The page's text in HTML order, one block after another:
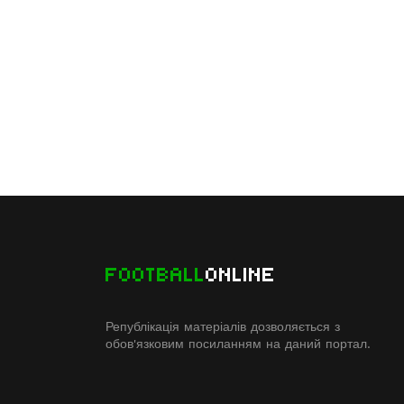
FOOTBALLONLINE
Републікація матеріалів дозволяється з
обов'язковим посиланням на даний портал.